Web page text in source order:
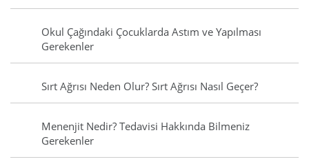
Okul Çağındaki Çocuklarda Astım ve Yapılması
Gerekenler
Sırt Ağrısı Neden Olur? Sırt Ağrısı Nasıl Geçer?
Menenjit Nedir? Tedavisi Hakkında Bilmeniz
Gerekenler